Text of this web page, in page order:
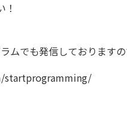
ムでも発信しております
startprogramming/